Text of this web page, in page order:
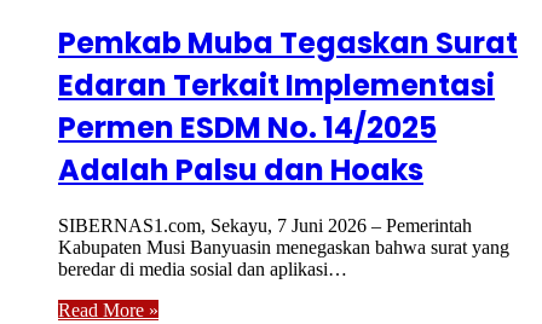
Pemkab Muba Tegaskan Surat
Edaran Terkait Implementasi
Permen ESDM No. 14/2025
Adalah Palsu dan Hoaks
SIBERNAS1.com, Sekayu, 7 Juni 2026 – Pemerintah
Kabupaten Musi Banyuasin menegaskan bahwa surat yang
beredar di media sosial dan aplikasi…
Read More »